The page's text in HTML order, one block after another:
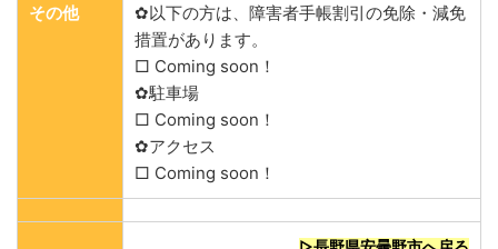
その他
✿以下の方は、障害者手帳割引の免除・減免
措置があります。
□ Coming soon！
✿駐車場
□ Coming soon！
✿アクセス
□ Coming soon！